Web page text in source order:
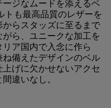
ジなムードを添えるベ
トも最高品質のレザーを
らスタッズに至るまで
ら、ユニークな加工を
ア国内で入念に作ら
備えたデザインのベル
げに欠かせないアクセ
違いなし。